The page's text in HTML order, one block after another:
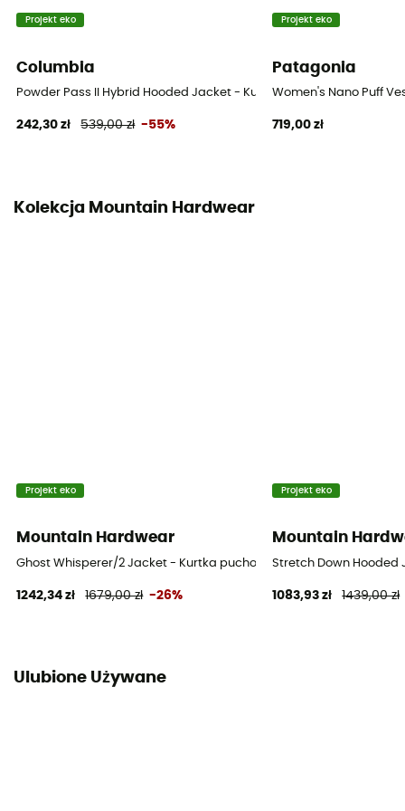
Izolacja naturalna
Materiały
100 % nylon z recyklingu
Skład wypełnienia
Projekt eko
Columbia
Powder Pass II Hybrid Hooded Jacket - Kurtka damski
242,30 zł 539,00 zł -55%
Projekt eko
Patagonia
Women's Nano Puff
719,00 zł
Kolekcja Mountain Hardwear
Projekt eko
Mountain Hardwear
Ghost Whisperer/2 Jacket - Kurtka puchowa damski
1242,34 zł 1679,00 zł -26%
Projekt eko
Mountain
Stretch Down
1083,93 zł 1439,00 zł
Ulubione Używane